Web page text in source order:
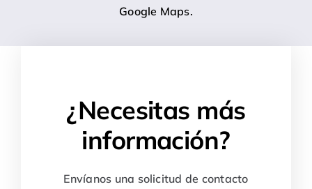
Google Maps.
¿Necesitas más
información?
Envíanos una solicitud de contacto